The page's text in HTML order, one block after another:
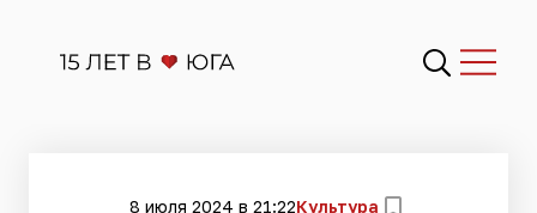
8 июля 2024 в 21:22Культура